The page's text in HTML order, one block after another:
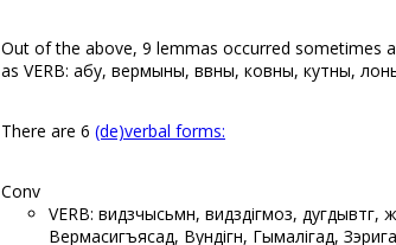
Out of the above, 9 lemmas occurred sometimes
as VERB: абу, вермыны, вӧвны, ковны, кутны,
There are 6 (de)verbal forms:
Conv
VERB: видзчысьӧмӧн, видзӧдігмоз, дугдывтӧг,
Вермасигъясад, Вундігӧн, Гымалігад,